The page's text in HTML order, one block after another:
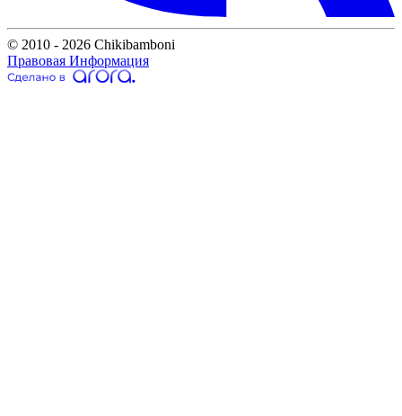
© 2010 - 2026 Chikibamboni
Правовая Информация